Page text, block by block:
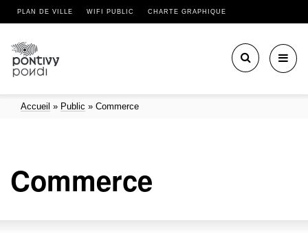
PLAN DE VILLE WIFI PUBLIC CHARTE GRAPHIQUE
Accueil » Public » Commerce
Commerce